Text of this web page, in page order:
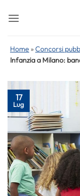
Home »Concorsi
Infanzia a Milano:
17
Lug